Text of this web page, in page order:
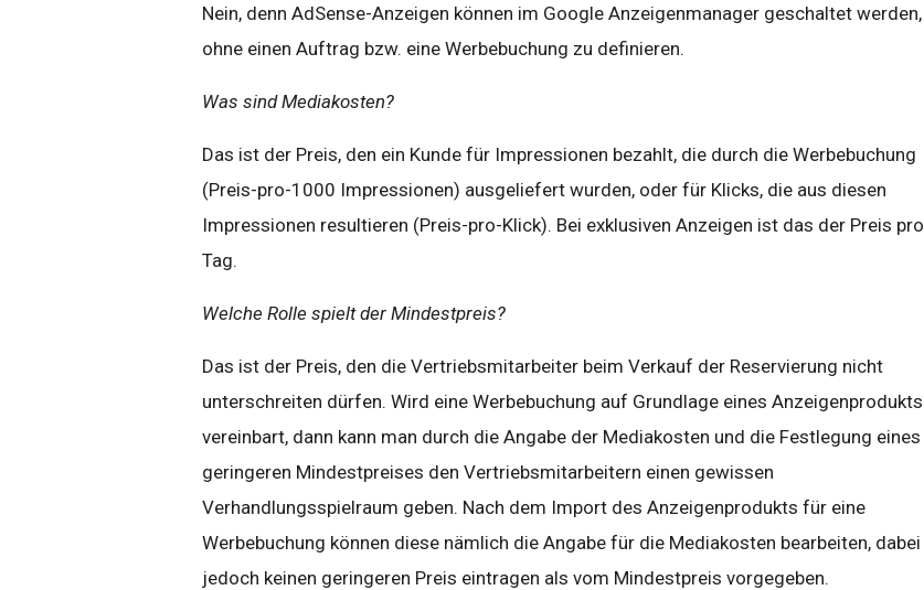
Nein, denn AdSense-Anzeigen können im Google Anzeigenmanager geschaltet werden,
ohne einen Auftrag bzw. eine Werbebuchung zu definieren.
Was sind Mediakosten?
Das ist der Preis, den ein Kunde für Impressionen bezahlt, die durch die Werbebuchung
(Preis-pro-1000 Impressionen) ausgeliefert wurden, oder für Klicks, die aus diesen
Impressionen resultieren (Preis-pro-Klick). Bei exklusiven Anzeigen ist das der Preis pro
Tag.
Welche Rolle spielt der Mindestpreis?
Das ist der Preis, den die Vertriebsmitarbeiter beim Verkauf der Reservierung nicht
unterschreiten dürfen. Wird eine Werbebuchung auf Grundlage eines Anzeigenprodukts
vereinbart, dann kann man durch die Angabe der Mediakosten und die Festlegung eines
geringeren Mindestpreises den Vertriebsmitarbeitern einen gewissen
Verhandlungsspielraum geben. Nach dem Import des Anzeigenprodukts für eine
Werbebuchung können diese nämlich die Angabe für die Mediakosten bearbeiten, dabei
jedoch keinen geringeren Preis eintragen als vom Mindestpreis vorgegeben.